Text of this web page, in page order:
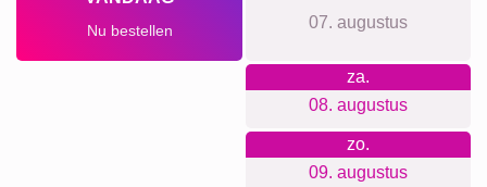
Waar we voor staan
account vereist, geen nieuwsbrief en geen verborgen
kosten. We zorgen voor duidelijke prijzen inclusief